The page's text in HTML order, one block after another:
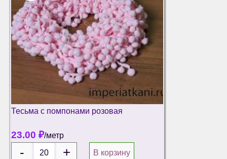
Тесьма с помпонами розовая
23.00 ₽/метр
В корзину